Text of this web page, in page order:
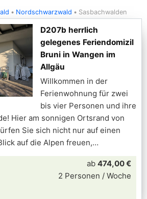
Nordschwarzwald Sasbachwalden
D207b herrlich
gelegenes Feriendomizil
Bruni in Wangen im
Allgäu
Willkommen in der
Ferienwohnung für zwei
bis vier Personen und ihre
Hier am sonnigen Ortsrand von
Sie sich nicht nur auf einen
auf die Alpen freuen,
ab 474,00 €
2 Personen / Woche